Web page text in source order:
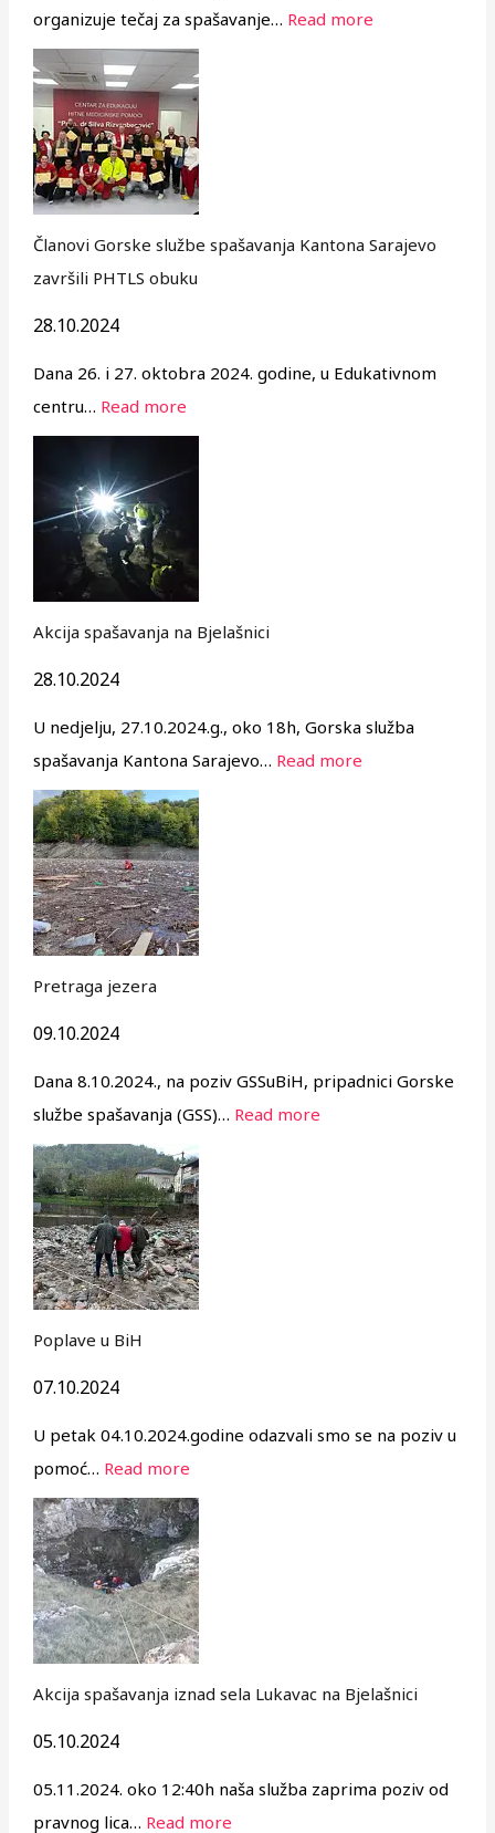
organizuje tečaj za spašavanje… Read more
Članovi Gorske službe spašavanja Kantona Sarajevo
završili PHTLS obuku
28.10.2024
Dana 26. i 27. oktobra 2024. godine, u Edukativnom
centru… Read more
Akcija spašavanja na Bjelašnici
28.10.2024
U nedjelju, 27.10.2024.g., oko 18h, Gorska služba
spašavanja Kantona Sarajevo… Read more
Pretraga jezera
09.10.2024
Dana 8.10.2024., na poziv GSSuBiH, pripadnici Gorske
službe spašavanja (GSS)… Read more
Poplave u BiH
07.10.2024
U petak 04.10.2024.godine odazvali smo se na poziv u
pomoć… Read more
Akcija spašavanja iznad sela Lukavac na Bjelašnici
05.10.2024
05.11.2024. oko 12:40h naša služba zaprima poziv od
pravnog lica… Read more